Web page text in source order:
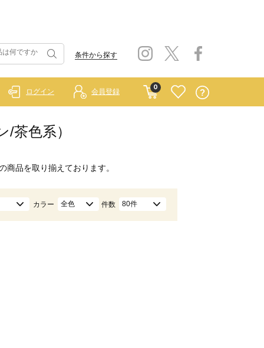
条件から探す
0
ログイン 会員登録
茶色系）
商品を取り揃えております。
カラー 全色 件数 80件